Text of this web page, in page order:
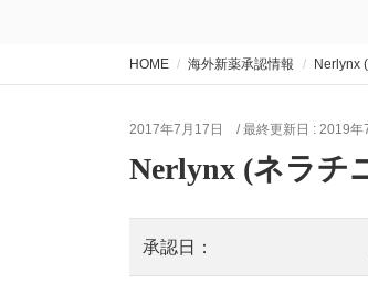
HOME 海外新薬承認情報 Nerlynx
2017年7月17日 / 最終更新日 : 2019年
Nerlynx (ネラチ
承認日：